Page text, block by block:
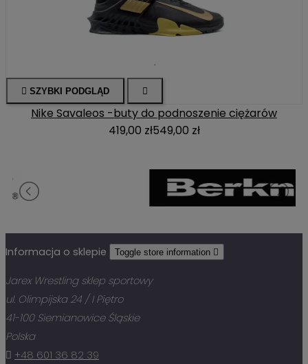
 SZYBKI PODGLĄD 
Nike Savaleos -buty do podnoszenie ciężarów
419,00 zł549,00 zł
Informacja o sklepie Toggle store information 
Jarex Wrestling sklep sportowy
ul. Olimpijska 24 / I Piętro
41-100 Siemianowice Śląskie
Polska
 +48 601 36 82 39